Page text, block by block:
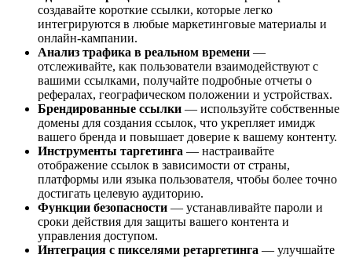
создавайте короткие ссылки, которые легко
интегрируются в любые маркетинговые материалы и
онлайн-кампании.
Анализ трафика в реальном времени —
отслеживайте, как пользователи взаимодействуют с
вашими ссылками, получайте подробные отчеты о
рефералах, географическом положении и устройствах.
Брендированные ссылки — используйте собственные
домены для создания ссылок, что укрепляет имидж
вашего бренда и повышает доверие к вашему контенту.
Инструменты таргетинга — настраивайте
отображение ссылок в зависимости от страны,
платформы или языка пользователя, чтобы более точно
достигать целевую аудиторию.
Функции безопасности — устанавливайте пароли и
сроки действия для защиты вашего контента и
управления доступом.
Интеграция с пикселями ретаргетинга — улучшайте